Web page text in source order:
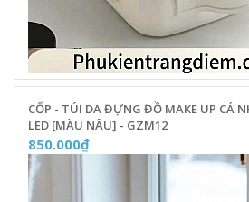
CỐP - TÚI DA ĐỰNG ĐỒ MAKE UP CÁ
LED [MÀU NÂU] - GZM12
850.000₫